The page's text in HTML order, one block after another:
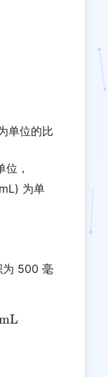
单位的比
，
为单
为 500 毫
=